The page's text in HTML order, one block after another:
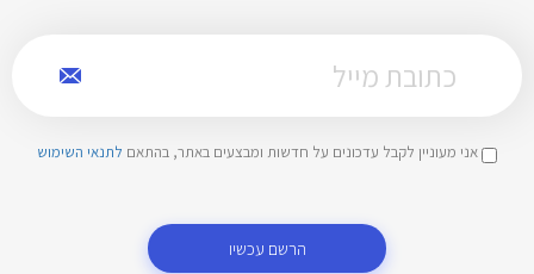
אני מעוניין לקבל עדכונים על חדשות ומבצעים באתר, בהתאם לתנאי השימוש
הרשם עכשיו